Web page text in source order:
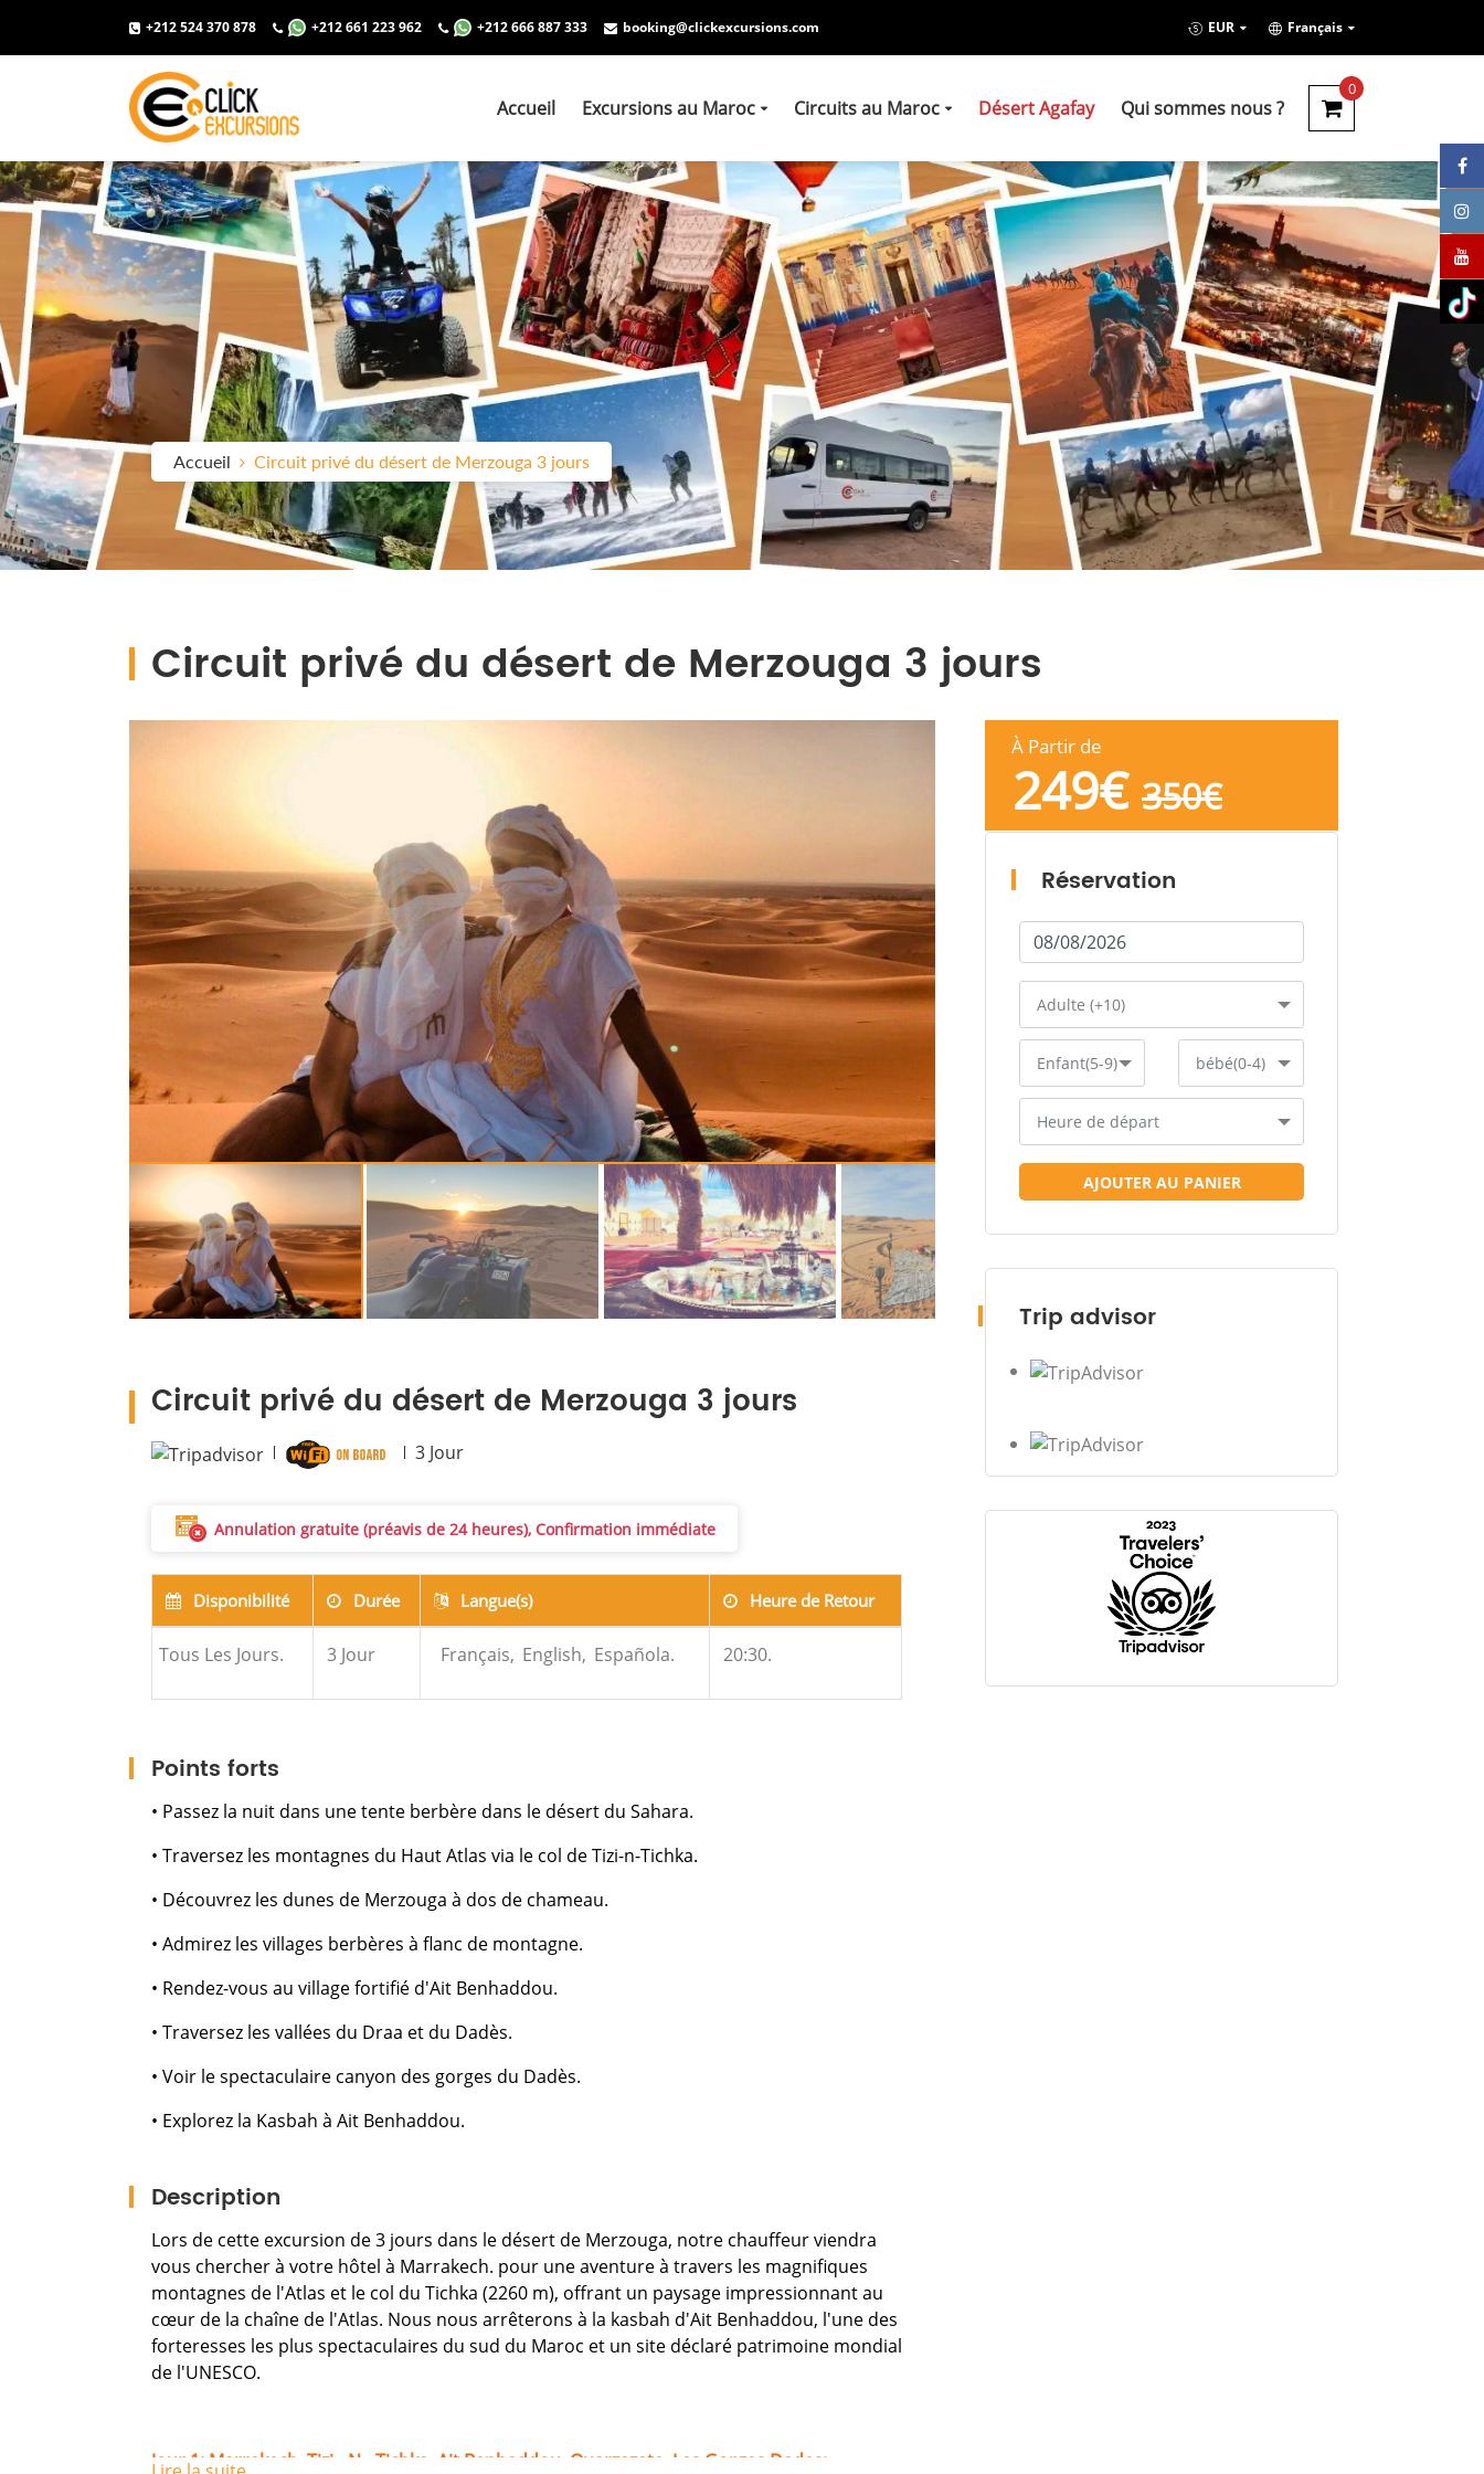
+212 524 370 878 +212 661 223 962 +212 666 887 333 booking@clickexcursions.com EUR Français
Accueil Excursions au Maroc Circuits au Maroc Désert Agafay Qui sommes nous ?
0
Accueil Circuit privé du désert de Merzouga 3 jours
Circuit privé du désert de Merzouga 3 jours
Circuit privé du désert de Merzouga 3 jours
3 Jour
Annulation gratuite (préavis de 24 heures), Confirmation immédiate
Disponibilité Durée Langue(s) Heure de Retour
Tous Les Jours. 3 Jour Français, English, Española. 20:30.
Points forts
• Passez la nuit dans une tente berbère dans le désert du Sahara.
• Traversez les montagnes du Haut Atlas via le col de Tizi-n-Tichka.
• Découvrez les dunes de Merzouga à dos de chameau.
• Admirez les villages berbères à flanc de montagne.
• Rendez-vous au village fortifié d'Ait Benhaddou.
• Traversez les vallées du Draa et du Dadès.
• Voir le spectaculaire canyon des gorges du Dadès.
• Explorez la Kasbah à Ait Benhaddou.
Description
Lors de cette excursion de 3 jours dans le désert de Merzouga, notre chauffeur viendra
vous chercher à votre hôtel à Marrakech. pour une aventure à travers les magnifiques
montagnes de l'Atlas et le col du Tichka (2260 m), offrant un paysage impressionnant au
cœur de la chaîne de l'Atlas. Nous nous arrêterons à la kasbah d'Ait Benhaddou, l'une des
forteresses les plus spectaculaires du sud du Maroc et un site déclaré patrimoine mondial
de l'UNESCO.
Jour 1: Marrakech, Tizi - N - Tichka, Ait Benhaddou, Ouarzazate, Les Gorges Dades:
À Partir de
249€ 350€
Réservation
Adulte (+10)
Enfant(5-9) bébé(0-4)
Heure de départ
AJOUTER AU PANIER
Trip advisor